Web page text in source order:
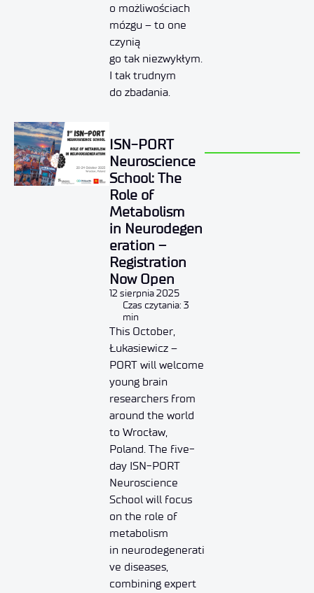
o możliwościach
mózgu – to one
czynią
go tak niezwykłym.
I tak trudnym
do zbadania.
ISN-PORT
Neuroscience
School: The
Role of
Metabolism
in Neurodegen
eration –
Registration
Now Open
12 sierpnia 2025
Czas czytania: 3
min
This October,
Łukasiewicz –
PORT will welcome
young brain
researchers from
around the world
to Wrocław,
Poland. The five-
day ISN-PORT
Neuroscience
School will focus
on the role of
metabolism
in neurodegenerati
ve diseases,
combining expert